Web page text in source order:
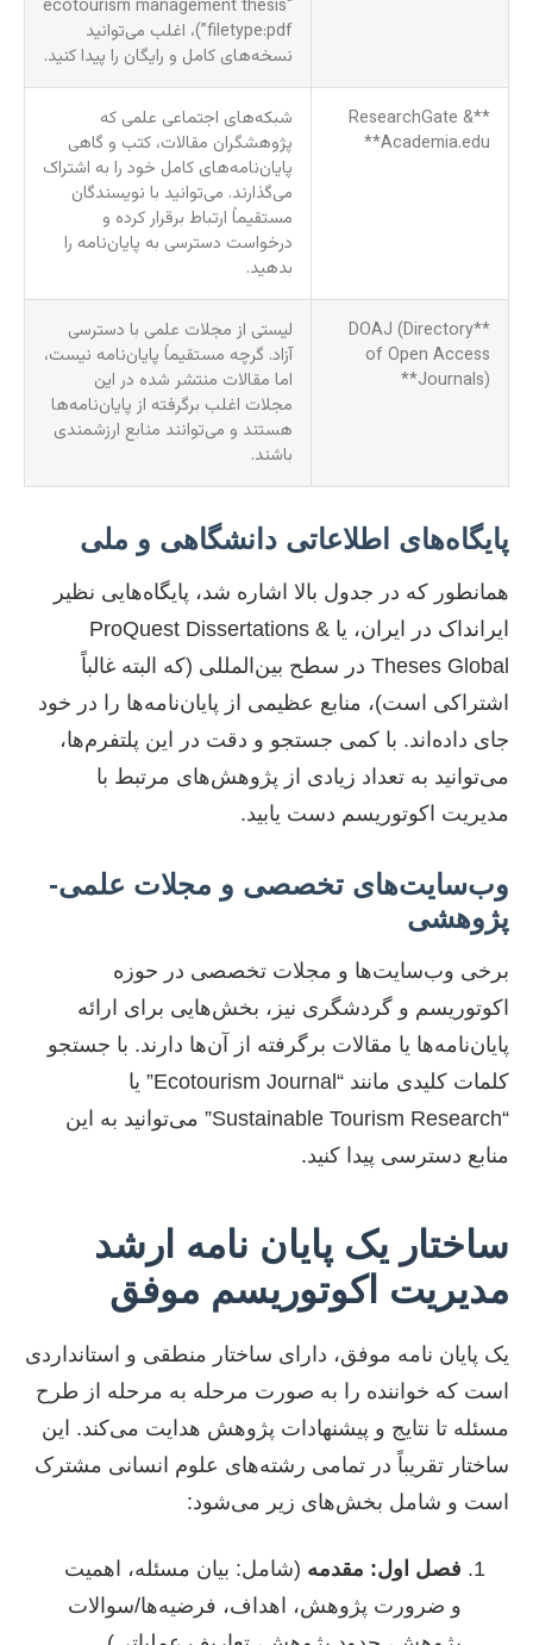
“ecotourism management thesis
filetype:pdf”)، اغلب می‌توانید
نسخه‌های کامل و رایگان را پیدا کنید.
**ResearchGate &
Academia.edu**
شبکه‌های اجتماعی علمی که
پژوهشگران مقالات، کتب و گاهی
پایان‌نامه‌های کامل خود را به اشتراک
می‌گذارند. می‌توانید با نویسندگان
مستقیماً ارتباط برقرار کرده و
درخواست دسترسی به پایان‌نامه را
بدهید.
**DOAJ (Directory
of Open Access
Journals)**
لیستی از مجلات علمی با دسترسی
آزاد. گرچه مستقیماً پایان‌نامه نیست،
اما مقالات منتشر شده در این
مجلات اغلب برگرفته از پایان‌نامه‌ها
هستند و می‌توانند منابع ارزشمندی
باشند.
پایگاه‌های اطلاعاتی دانشگاهی و ملی
همانطور که در جدول بالا اشاره شد، پایگاه‌هایی نظیر
ایرانداک در ایران، یا ProQuest Dissertations &
Theses Global در سطح بین‌المللی (که البته غالباً
اشتراکی است)، منابع عظیمی از پایان‌نامه‌ها را در خود
جای داده‌اند. با کمی جستجو و دقت در این پلتفرم‌ها،
می‌توانید به تعداد زیادی از پژوهش‌های مرتبط با
مدیریت اکوتوریسم دست یابید.
وب‌سایت‌های تخصصی و مجلات علمی-
پژوهشی
برخی وب‌سایت‌ها و مجلات تخصصی در حوزه
اکوتوریسم و گردشگری نیز، بخش‌هایی برای ارائه
پایان‌نامه‌ها یا مقالات برگرفته از آن‌ها دارند. با جستجو
کلمات کلیدی مانند “Ecotourism Journal” یا
“Sustainable Tourism Research” می‌توانید به این
منابع دسترسی پیدا کنید.
ساختار یک پایان نامه ارشد
مدیریت اکوتوریسم موفق
یک پایان نامه موفق، دارای ساختار منطقی و استانداردی
است که خواننده را به صورت مرحله به مرحله از طرح
مسئله تا نتایج و پیشنهادات پژوهش هدایت می‌کند. این
ساختار تقریباً در تمامی رشته‌های علوم انسانی مشترک
است و شامل بخش‌های زیر می‌شود:
فصل اول: مقدمه (شامل: بیان مسئله، اهمیت
و ضرورت پژوهش، اهداف، فرضیه‌ها/سوالات